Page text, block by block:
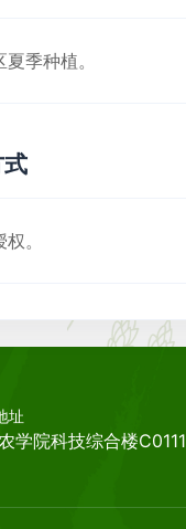
季种植。
。
址
学院科技综合楼C0111